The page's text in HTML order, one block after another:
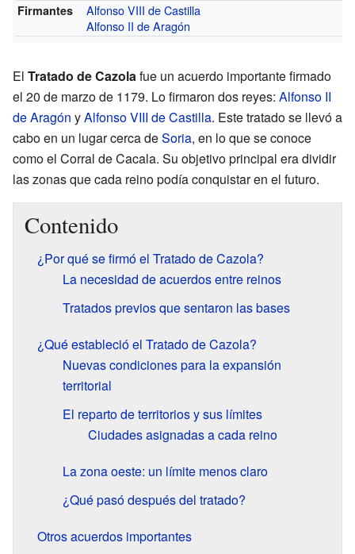
Firmantes
Alfonso VIII de Castilla
Alfonso II de Aragón
El Tratado de Cazolafue un acuerdo importante firmado
el 20 de marzo de 1179. Lo firmaron dos reyes: Alfonso II
de Aragón yAlfonso VIII de Castilla. Este tratado se llevó a
cabo en un lugar cerca deSoria, en lo que se conoce
como el Corral de Cacala. Su objetivo principal era dividir
las zonas que cada reino podía conquistar en el futuro.
Contenido
¿Por qué se firmó el Tratado de Cazola?
La necesidad de acuerdos entre reinos
Tratados previos que sentaron las bases
¿Qué estableció el Tratado de Cazola?
Nuevas condiciones para la expansión
territorial
El reparto de territorios y sus límites
Ciudades asignadas a cada reino
La zona oeste: un límite menos claro
¿Qué pasó después del tratado?
Otros acuerdos importantes